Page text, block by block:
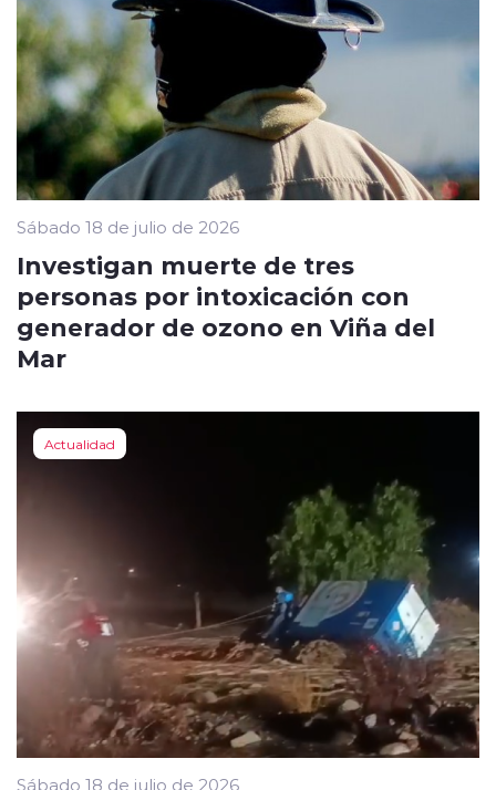
Sábado 18 de julio de 2026
Investigan muerte de tres
personas por intoxicación con
generador de ozono en Viña del
Mar
Actualidad
Sábado 18 de julio de 2026